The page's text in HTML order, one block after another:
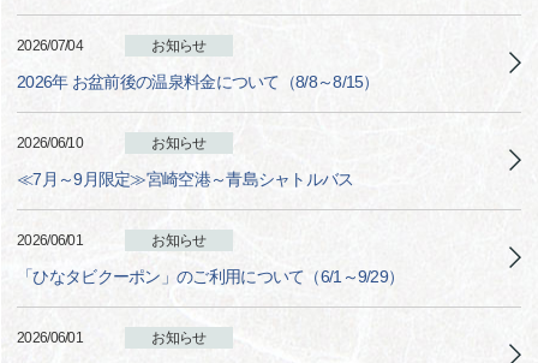
2026/07/04 お知らせ
2026年 お盆前後の温泉料金について（8/8～8/15）
2026/06/10 お知らせ
≪7月～9月限定≫宮崎空港～青島シャトルバス
2026/06/01 お知らせ
「ひなタビクーポン」のご利用について（6/1～9/29）
2026/06/01 お知らせ